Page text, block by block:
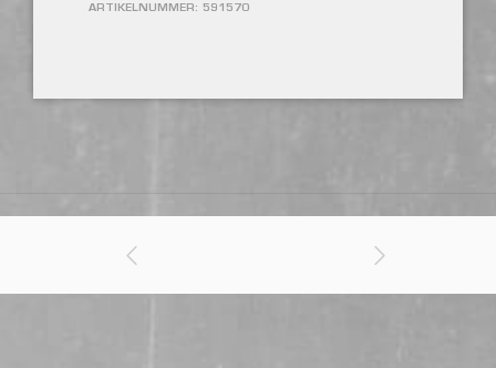
ARTIKELNUMMER: 591570